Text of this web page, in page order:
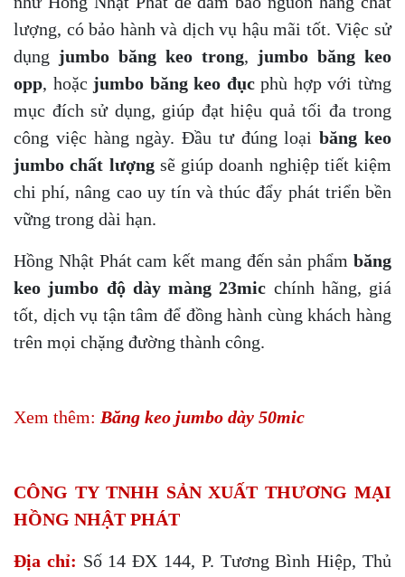
lượng, có bảo hành và dịch vụ hậu mãi tốt. Việc sử
dụng jumbo băng keo trong, jumbo băng keo
opp, hoặc jumbo băng keo đụcphù hợp với từng
mục đích sử dụng, giúp đạt hiệu quả tối đa trong
công việc hàng ngày. Đầu tư đúng loạibăng keo
jumbo chất lượngsẽ giúp doanh nghiệp tiết kiệm
chi phí, nâng cao uy tín và thúc đẩy phát triển bền
vững trong dài hạn.
Hồng Nhật Phát cam kết mang đến sản phẩm băng
keo jumbo độ dày màng 23mic chính hãng, giá
tốt, dịch vụ tận tâm để đồng hành cùng khách hàng
trên mọi chặng đường thành công.
Xem thêm: Băng keo jumbo dày 50mic
CÔNG TY TNHH SẢN XUẤT THƯƠNG MẠI
HỒNG NHẬT PHÁT
Địa chỉ: Số 14 ĐX 144, P. Tương Bình Hiệp, Thủ